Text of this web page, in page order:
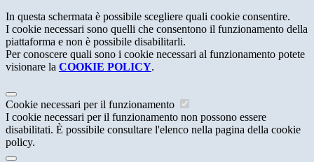
In questa schermata è possibile scegliere quali cookie consentire.
I cookie necessari sono quelli che consentono il funzionamento della
piattaforma e non è possibile disabilitarli.
Per conoscere quali sono i cookie necessari al funzionamento potete
visionare la COOKIE POLICY.
Cookie necessari per il funzionamento
I cookie necessari per il funzionamento non possono essere
disabilitati. È possibile consultare l'elenco nella pagina della cookie
policy.